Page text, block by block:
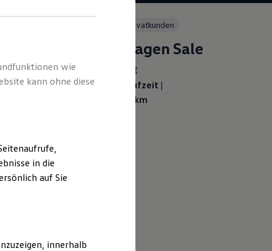
Privatkunden
Lagerwagen Sale
Ab 287,00 €mtl. leasen | 0,00 €
Sonderzahlung | 48 Monate Laufzeit |
Jährliche Fahrleistung: 10.000 km
wie
kann ohne diese
in die
auf Sie
innerhalb